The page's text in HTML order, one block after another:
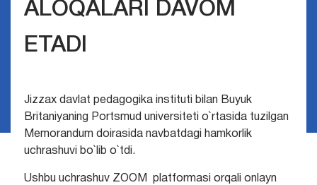
ALOQALARI DAVOM
ETADI
Jizzax davlat pedagogika instituti bilan Buyuk
Britaniyaning Portsmud universiteti o`rtasida tuzilgan
Memorandum doirasida navbatdagi hamkorlik
uchrashuvi bo`lib o`tdi.
Ushbu uchrashuv ZOOM platformasi orqali onlayn